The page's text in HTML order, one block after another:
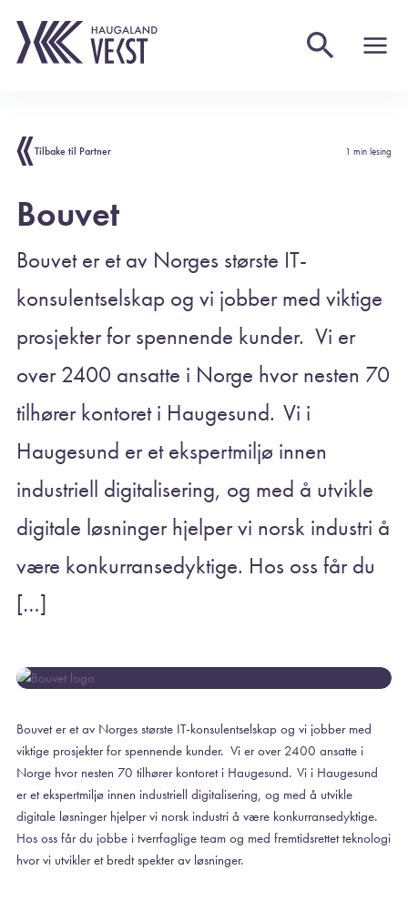
Tilbake til Partner 1 min lesing
Bouvet
Bouvet er et av Norges største IT-
konsulentselskap og vi jobber med viktige
prosjekter for spennende kunder. Vi er
over 2400 ansatte i Norge hvor nesten 70
tilhører kontoret i Haugesund. Vi i
Haugesund er et ekspertmiljø innen
industriell digitalisering, og med å utvikle
digitale løsninger hjelper vi norsk industri å
være konkurransedyktige. Hos oss får du
[…]
Bouvet er et av Norges største IT-konsulentselskap og vi jobber med
viktige prosjekter for spennende kunder. Vi er over 2400 ansatte i
Norge hvor nesten 70 tilhører kontoret i Haugesund. Vi i Haugesund
er et ekspertmiljø innen industriell digitalisering, og med å utvikle
digitale løsninger hjelper vi norsk industri å være konkurransedyktige.
Hos oss får du jobbe i tverrfaglige team og med fremtidsrettet teknologi
hvor vi utvikler et bredt spekter av løsninger.